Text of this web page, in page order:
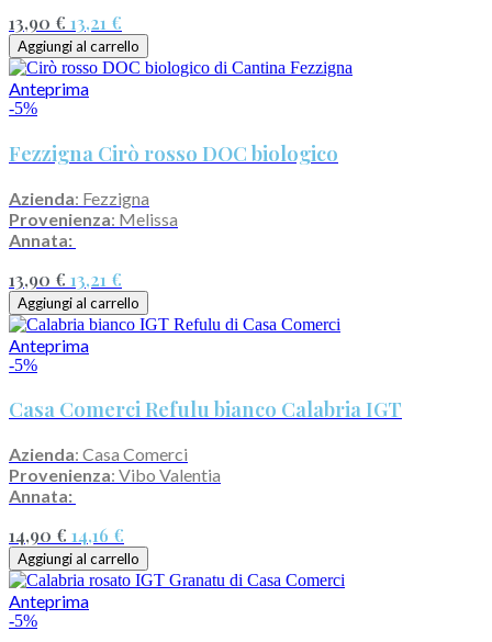
13,90 € 13,21 €
Aggiungi al carrello
Anteprima
-5%
Fezzigna Cirò rosso DOC biologico
Azienda: Fezzigna
Provenienza: Melissa
Annata:
13,90 € 13,21 €
Aggiungi al carrello
Anteprima
-5%
Casa Comerci Refulu bianco Calabria IGT
Azienda: Casa Comerci
Provenienza: Vibo Valentia
Annata:
14,90 € 14,16 €
Aggiungi al carrello
Anteprima
-5%